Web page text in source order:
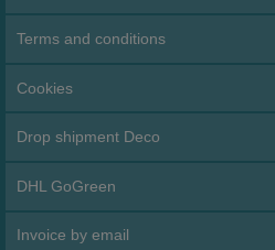
Terms and conditions
Cookies
Drop shipment Deco
DHL GoGreen
Invoice by email